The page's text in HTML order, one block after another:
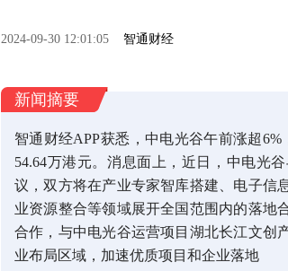
2024-09-30 12:01:05 智通财经
新闻摘要
智通财经APP获悉，中电光谷午前涨超
54.64万港元。消息面上，近日，中电光
议，双方将在产业专家智库搭建、电子信
业资源整合等领域展开全国范围内的落地
合作，与中电光谷运营项目湖北长江文创
业布局区域，加速优质项目和企业落地